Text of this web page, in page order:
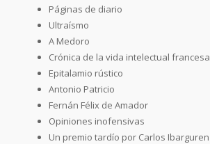
Páginas de diario
Ultraísmo
A Medoro
Crónica de la vida intelectual francesa
Epitalamio rústico
Antonio Patricio
Fernán Félix de Amador
Opiniones inofensivas
Un premio tardío por Carlos Ibarguren